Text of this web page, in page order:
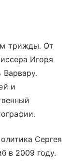
трижды. От
Игоря
и
Сергея
в 2009 году.